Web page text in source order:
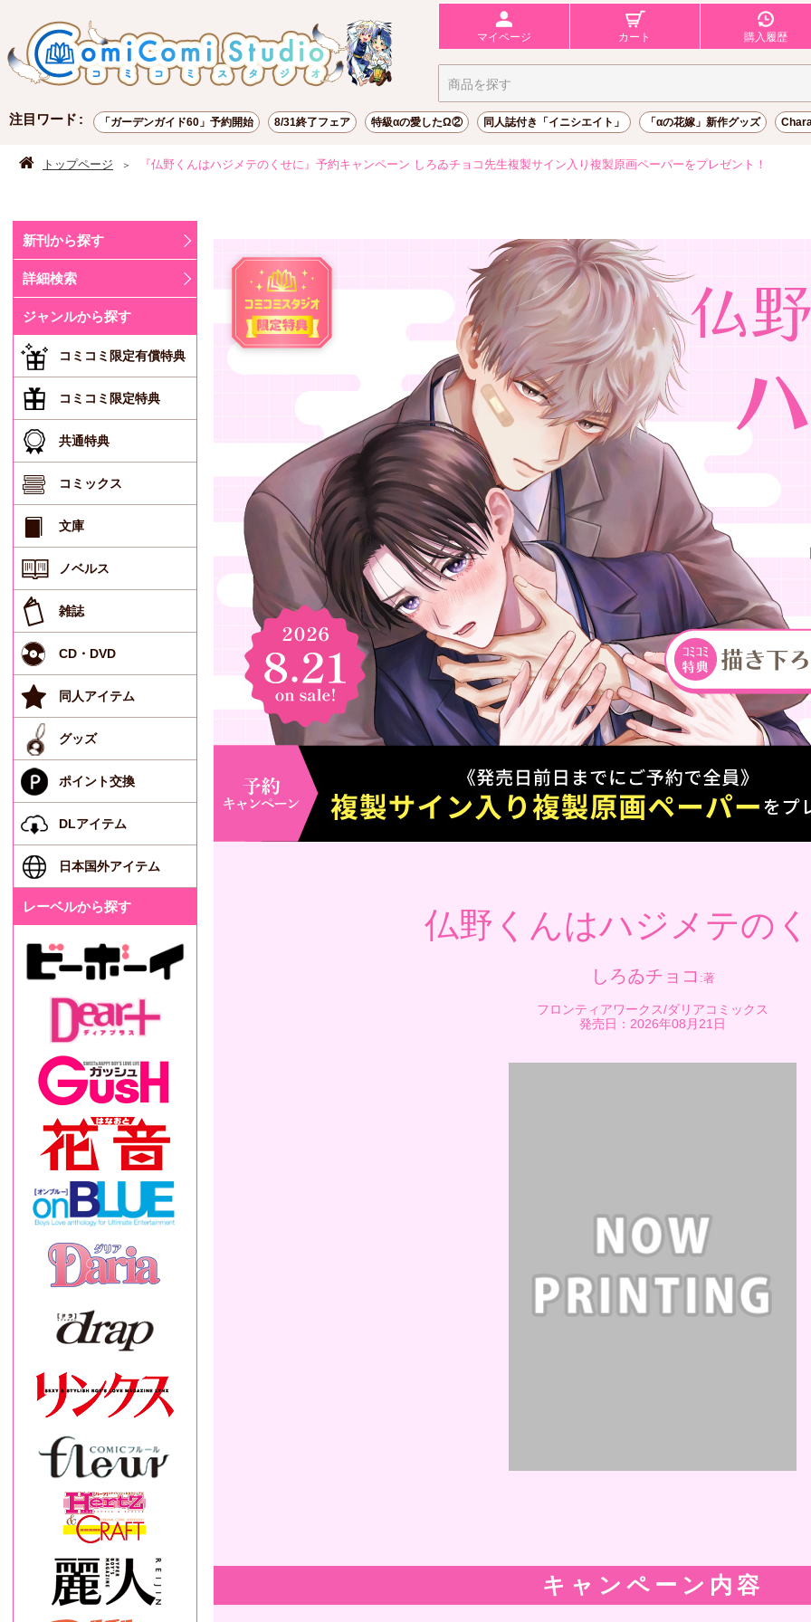
マイページ カート 購入履歴
注目ワード 「ガーデンガイド60」予約開始 8/31終了フェア 特級αの愛したΩ② 同人誌付き「イニシエイト」 「αの花嫁」新作グッズ
トップページ 『仏野くんはハジメテのくせに』予約キャンペーン しろゐチョコ先生複製サイン入り複製原画ペーパーをプレゼント！
仏野くんはハジメテの
しろゐチョコ
フロンティアワークス/ダリアコミックス
発売日：2026年08月21日
キャンペーン内容
新刊から探す
詳細検索
ジャンルから探す
コミコミ限定有償特典
コミコミ限定特典
共通特典
コミックス
文庫
ノベルス
雑誌
CD・DVD
同人アイテム
グッズ
ポイント交換
DLアイテム
日本国外アイテム
レーベルから探す